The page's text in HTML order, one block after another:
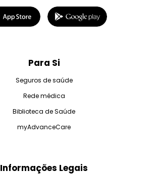
Para Si
Seguros de saúde
Rede médica
Biblioteca de Saúde
myAdvanceCare
Informações Legais